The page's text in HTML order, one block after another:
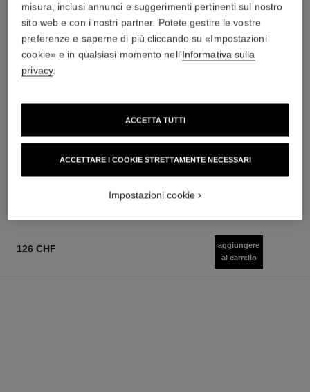
Ricaricabile – Eau de Toilette
124 chf
Aggiungere al carrello
Ref. 123710
Aggiungere al carrello
126 CHF
aggiungere
al carrello
misura, inclusi annunci e suggerimenti pertinenti sul nostro
sito web e con i nostri partner. Potete gestire le vostre
preferenze e saperne di più cliccando su «Impostazioni
cookie» e in qualsiasi momento nell'Informativa sulla
privacy.
ACCETTARE I COOKIE STRETTAMENTE NECESSARI
ACCETTA TUTTI
Impostazioni cookie